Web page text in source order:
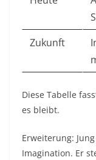
Zukunft
Diese Tabelle
es bleibt.​
Erweiterung:
Imagination. Er